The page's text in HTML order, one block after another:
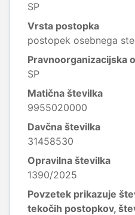
SP
Vrsta postopka
postopek osebnega
Pravnoorganizacijska
SP
Matična številka
9955020000
Davčna številka
31458530
Opravilna številka
1390/2025
Povzetek prikazuje
tekočih postopkov,